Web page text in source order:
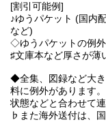
[割引可能例]
♪ゆうパケット (国内
など)
◇ゆうパケットの例
♯文庫本など厚さが薄
◆全集、図録など大
料に例外があります
状態などと合わせて
♭また海外送付は、